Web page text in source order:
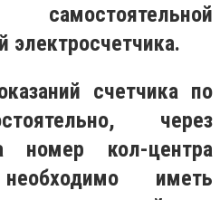
электросчетчика.
счетчика по
через
номер кол-центра
иметь